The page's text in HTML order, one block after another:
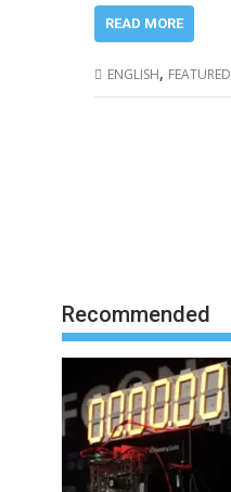
READ MORE
ENGLISH, FEATURED
Recommended